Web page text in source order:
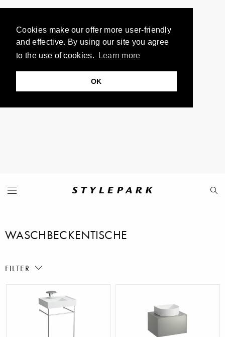
Cookies make our offer more user-friendly
and effective. By using our site you agree
to the use of cookies.
Learn more
OK
WASCHBECKENTISCHE
FILTER